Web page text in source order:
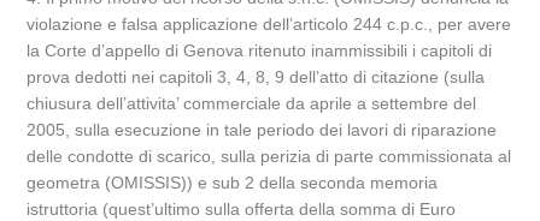
violazione e falsa applicazione dell’articolo 244 c.p.c., per avere
la Corte d’appello di Genova ritenuto inammissibili i capitoli di
prova dedotti nei capitoli 3, 4, 8, 9 dell’atto di citazione (sulla
chiusura dell’attivita’ commerciale da aprile a settembre del
2005, sulla esecuzione in tale periodo dei lavori di riparazione
delle condotte di scarico, sulla perizia di parte commissionata al
geometra (OMISSIS)) e sub 2 della seconda memoria
istruttoria (quest’ultimo sulla offerta della somma di Euro